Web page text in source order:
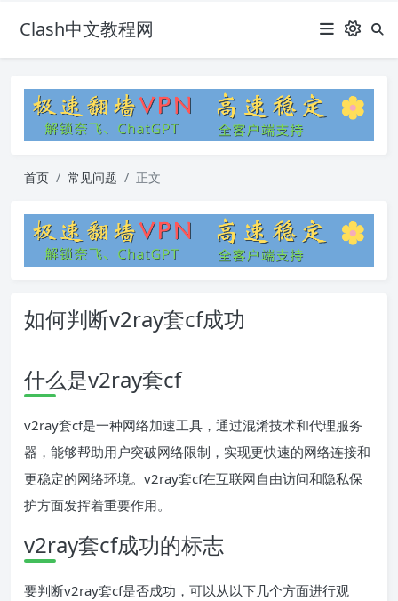
Clash中文教程网
首页 常见问题 正文
如何判断v2ray套cf成功
什么是v2ray套cf
v2ray套cf是一种网络加速工具，通过混淆技术和代理服务
器，能够帮助用户突破网络限制，实现更快速的网络连接和
更稳定的网络环境。v2ray套cf在互联网自由访问和隐私保
护方面发挥着重要作用。
v2ray套cf成功的标志
要判断v2ray套cf是否成功，可以从以下几个方面进行观